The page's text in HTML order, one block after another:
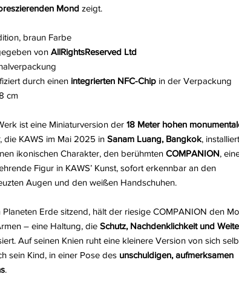
Mond zeigt.
braun Farbe
von AllRightsReserved Ltd
durch einen integrierten NFC-Chip in der Verpackung
cm
ist eine Miniaturversion der 18 Meter hohen
, die KAWS im Mai 2025 in Sanam Luang, Bangkok,
ikonischen Charakter, den berühmten COMPANION,
Figur in KAWS’ Kunst, sofort erkennbar an den
Augen und den weißen Handschuhen.
Planeten Erde sitzend, hält der riesige COMPANION den
– eine Haltung, die Schutz, Nachdenklichkeit und
Auf seinen Knien ruht eine kleinere Version von sich
sein Kind, in einer Pose des unschuldigen, aufmerksamen
.